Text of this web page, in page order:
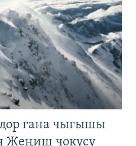
гана чыгышы
Жеңиш чокусу